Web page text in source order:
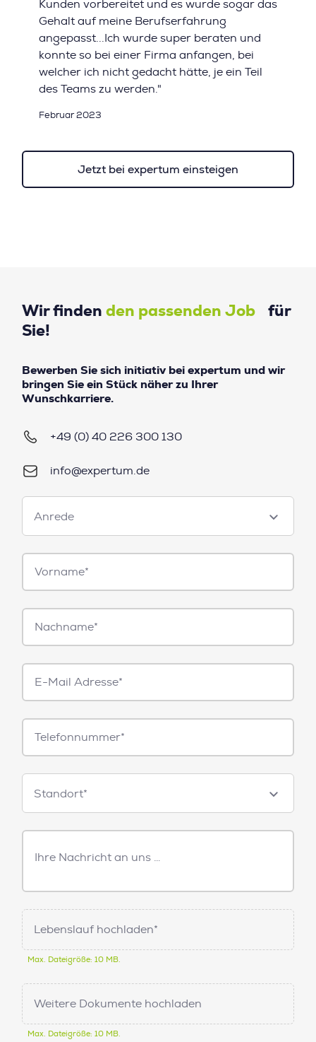
Kunden vorbereitet und es wurde sogar das
Gehalt auf meine Berufserfahrung
angepasst...Ich wurde super beraten und
konnte so bei einer Firma anfangen, bei
welcher ich nicht gedacht hätte, je ein Teil
des Teams zu werden."
Februar 2023
Jetzt bei expertum einsteigen
Wir finden den passenden Job für
Sie!
Bewerben Sie sich initiativ bei expertum und wir
bringen Sie ein Stück näher zu Ihrer
Wunschkarriere.
+49 (0) 40 226 300 130
info@expertum.de
Anrede
Anrede
Vorname*
Nachname*
E-
Mail*
Telefonnummer
Standorte
Standort*
Freitext
Nachricht
Lebenslauf hochladen*
Max. Dateigröße: 10 MB.
Weitere Dokumente hochladen
Max. Dateigröße: 10 MB.